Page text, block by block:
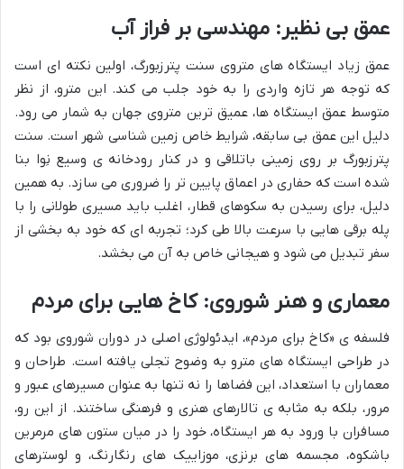
عمق بی نظیر: مهندسی بر فراز آب
عمق زیاد ایستگاه های متروی سنت پترزبورگ، اولین نکته ای است
که توجه هر تازه واردی را به خود جلب می کند. این مترو، از نظر
متوسط عمق ایستگاه ها، عمیق ترین متروی جهان به شمار می رود.
دلیل این عمق بی سابقه، شرایط خاص زمین شناسی شهر است. سنت
پترزبورگ بر روی زمینی باتلاقی و در کنار رودخانه ی وسیع نِوا بنا
شده است که حفاری در اعماق پایین تر را ضروری می سازد. به همین
دلیل، برای رسیدن به سکوهای قطار، اغلب باید مسیری طولانی را با
پله برقی هایی با سرعت بالا طی کرد؛ تجربه ای که خود به بخشی از
سفر تبدیل می شود و هیجانی خاص به آن می بخشد.
معماری و هنر شوروی: کاخ هایی برای مردم
فلسفه ی «کاخ برای مردم»، ایدئولوژی اصلی در دوران شوروی بود که
در طراحی ایستگاه های مترو به وضوح تجلی یافته است. طراحان و
معماران با استعداد، این فضاها را نه تنها به عنوان مسیرهای عبور و
مرور، بلکه به مثابه ی تالارهای هنری و فرهنگی ساختند. از این رو،
مسافران با ورود به هر ایستگاه، خود را در میان ستون های مرمرین
باشکوه، مجسمه های برنزی، موزاییک های رنگارنگ، و لوسترهای